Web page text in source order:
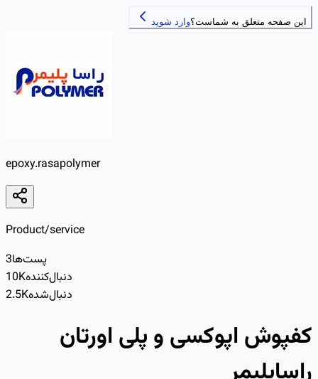
این صفحه متعلق به شماست؟وارد شوید
epoxy.rasapolymer
Product/service
3پست‌ها
10Kدنبال‌کننده
2.5Kدنبال‌شده
کفپوش اپوکسی و پلی اورتان